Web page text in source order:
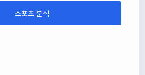
스포츠 분석